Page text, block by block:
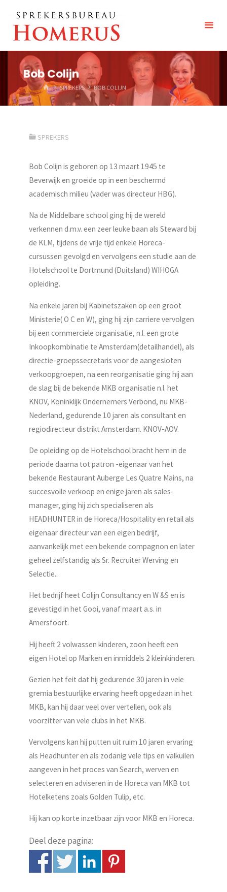
inhoud
Bob Colijn
HOMESPREKERS BOB COLIJN
SPREKERS
Bob Colijn is geboren op 13 maart 1945 te
Beverwijk en groeide op in een beschermd
academisch milieu (vader was directeur HBG).
Na de Middelbare school ging hij de wereld
verkennen d.m.v. een zeer leuke baan als Steward bij
de KLM, tijdens de vrije tijd enkele Horeca-
cursussen gevolgd en vervolgens een studie aan de
Hotelschool te Dortmund (Duitsland) WIHOGA
opleiding.
Na enkele jaren bij Kabinetszaken op een groot
Ministerie( O C en W), ging hij zijn carriere vervolgen
bij een commerciele organisatie, n.l. een grote
Inkoopkombinatie te Amsterdam(detailhandel), als
directie-groepssecretaris voor de aangesloten
verkoopgroepen, na een reorganisatie ging hij aan
de slag bij de bekende MKB organisatie n.l. het
KNOV, Koninklijk Ondernemers Verbond, nu MKB-
Nederland, gedurende 10 jaren als consultant en
regiodirecteur distrikt Amsterdam. KNOV-AOV.
De opleiding op de Hotelschool bracht hem in de
periode daarna tot patron -eigenaar van het
bekende Restaurant Auberge Les Quatre Mains, na
succesvolle verkoop en enige jaren als sales-
manager, ging hij zich specialiseren als
HEADHUNTER in de Horeca/Hospitality en retail als
eigenaar directeur van een eigen bedrijf,
aanvankelijk met een bekende compagnon en later
geheel zelfstandig als Sr. Recruiter Werving en
Selectie..
Het bedrijf heet Colijn Consultancy en W &S en is
gevestigd in het Gooi, vanaf maart a.s. in
Amersfoort.
Hij heeft 2 volwassen kinderen, zoon heeft een
eigen Hotel op Marken en inmiddels 2 kleinkinderen.
Gezien het feit dat hij gedurende 30 jaren in vele
gremia bestuurlijke ervaring heeft opgedaan in het
MKB, kan hij daar veel over vertellen, ook als
voorzitter van vele clubs in het MKB.
Vervolgens kan hij putten uit ruim 10 jaren ervaring
als Headhunter en als zodanig vele tips en valkuilen
aangeven in het proces van Search, werven en
selecteren en adviseren in de Horeca van MKB tot
Hotelketens zoals Golden Tulip, etc.
Hij kan op korte inzetbaar zijn voor MKB en Horeca.
Deel deze pagina: